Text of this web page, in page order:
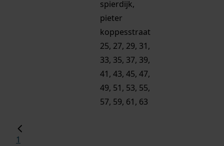
spierdijk,
pieter
koppesstraat
25, 27, 29, 31,
33, 35, 37, 39,
41, 43, 45, 47,
49, 51, 53, 55,
57, 59, 61, 63
1